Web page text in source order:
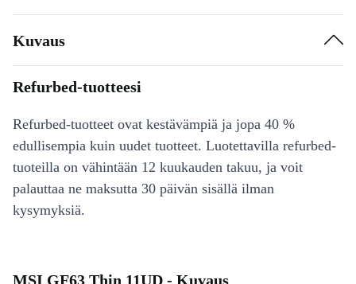
Kuvaus
Refurbed-tuotteesi
Refurbed-tuotteet ovat kestävämpiä ja jopa 40 %
edullisempia kuin uudet tuotteet. Luotettavilla refurbed-
tuoteilla on vähintään 12 kuukauden takuu, ja voit
palauttaa ne maksutta 30 päivän sisällä ilman
kysymyksiä.
MSI GF63 Thin 11UD - Kuvaus